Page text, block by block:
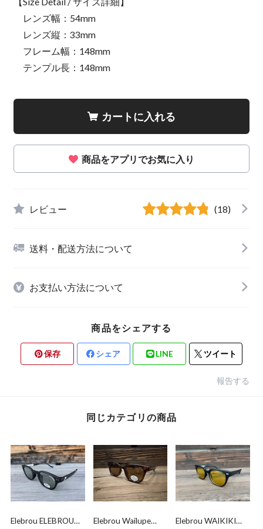
レンズ幅：54mm
レンズ縦：33mm
フレーム幅：148mm
テンプル長：148mm
カートに入れる
商品をアプリでお気に入り
レビュー (18)
送料・配送方法について
お支払い方法について
商品をシェアする
保存 シェア LINE ツイート
報告する
同じカテゴリの商品
Elebrou ELEBROU
Elebrou Wailupe
Elebrou WAIKIKI